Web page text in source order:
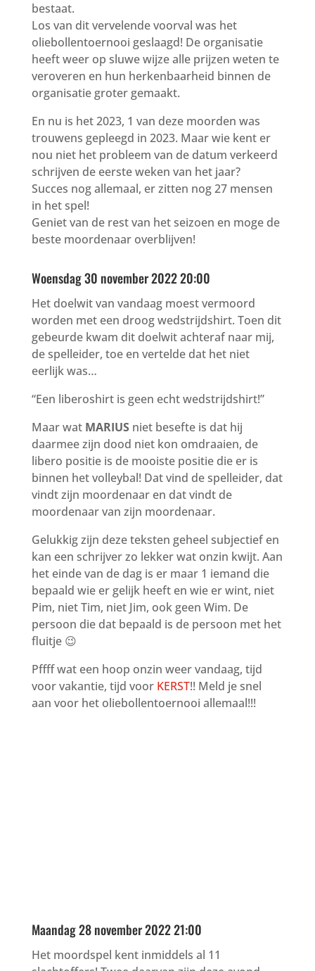
bestaat.
Los van dit vervelende voorval was het
oliebollentoernooi geslaagd! De organisatie
heeft weer op sluwe wijze alle prijzen weten te
veroveren en hun herkenbaarheid binnen de
organisatie groter gemaakt.
En nu is het 2023, 1 van deze moorden was
trouwens gepleegd in 2023. Maar wie kent er
nou niet het probleem van de datum verkeerd
schrijven de eerste weken van het jaar?
Succes nog allemaal, er zitten nog 27 mensen
in het spel!
Geniet van de rest van het seizoen en moge de
beste moordenaar overblijven!
Woensdag 30 november 2022 20:00
Het doelwit van vandaag moest vermoord
worden met een droog wedstrijdshirt. Toen dit
gebeurde kwam dit doelwit achteraf naar mij,
de spelleider, toe en vertelde dat het niet
eerlijk was…
“Een liberoshirt is geen echt wedstrijdshirt!”
Maar wat MARIUSniet besefte is dat hij
daarmee zijn dood niet kon omdraaien, de
libero positie is de mooiste positie die er is
binnen het volleybal! Dat vind de spelleider, dat
vindt zijn moordenaar en dat vindt de
moordenaar van zijn moordenaar.
Gelukkig zijn deze teksten geheel subjectief en
kan een schrijver zo lekker wat onzin kwijt. Aan
het einde van de dag is er maar 1 iemand die
bepaald wie er gelijk heeft en wie er wint, niet
Pim, niet Tim, niet Jim, ook geen Wim. De
persoon die dat bepaald is de persoon met het
fluitje 😉
Pffff wat een hoop onzin weer vandaag, tijd
voor vakantie, tijd voor KERST!! Meld je snel
aan voor het oliebollentoernooi allemaal!!!
Maandag 28 november 2022 21:00
Het moordspel kent inmiddels al 11